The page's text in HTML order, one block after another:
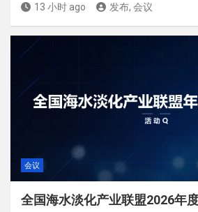
13 小时 ago 发布, 会议
会议
全国海水淡化产业联盟2026年